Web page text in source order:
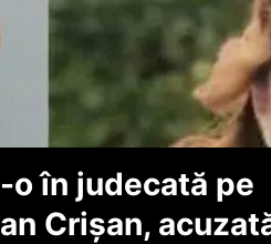
în judecată pe
Crișan,